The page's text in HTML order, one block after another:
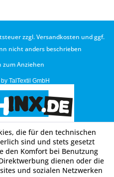
zzgl.Versandkosten und ggf.
nicht anders beschrieben
zum Anziehen
TalTextil GmbH
die für den technischen
sind und stets gesetzt
den Komfort bei Benutzung
dienen oder die
und sozialen Netzwerken